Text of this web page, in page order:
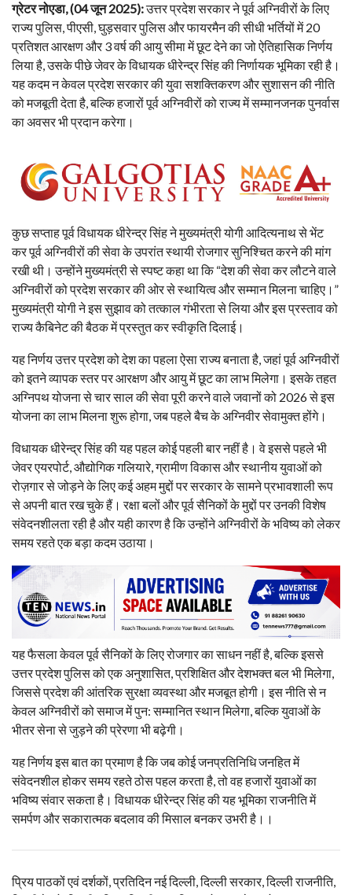
ग्रेटर नोएडा, (04 जून 2025):उत्तर प्रदेश सरकार ने पूर्व अग्निवीरों के लिए
राज्य पुलिस, पीएसी, घुड़सवार पुलिस और फायरमैन की सीधी भर्तियों में 20
प्रतिशत आरक्षण और 3 वर्ष की आयु सीमा में छूट देने का जो ऐतिहासिक निर्णय
लिया है, उसके पीछे जेवर के विधायक धीरेन्द्र सिंह की निर्णायक भूमिका रही है।
यह कदम न केवल प्रदेश सरकार की युवा सशक्तिकरण और सुशासन की नीति
को मजबूती देता है, बल्कि हजारों पूर्व अग्निवीरों को राज्य में सम्मानजनक पुनर्वास
का अवसर भी प्रदान करेगा।
कुछ सप्ताह पूर्व विधायक धीरेन्द्र सिंह ने मुख्यमंत्री योगी आदित्यनाथ से भेंट
कर पूर्व अग्निवीरों की सेवा के उपरांत स्थायी रोजगार सुनिश्चित करने की मांग
रखी थी। उन्होंने मुख्यमंत्री से स्पष्ट कहा था कि “देश की सेवा कर लौटने वाले
अग्निवीरों को प्रदेश सरकार की ओर से स्थायित्व और सम्मान मिलना चाहिए।”
मुख्यमंत्री योगी ने इस सुझाव को तत्काल गंभीरता से लिया और इस प्रस्ताव को
राज्य कैबिनेट की बैठक में प्रस्तुत कर स्वीकृति दिलाई।
यह निर्णय उत्तर प्रदेश को देश का पहला ऐसा राज्य बनाता है, जहां पूर्व अग्निवीरों
को इतने व्यापक स्तर पर आरक्षण और आयु में छूट का लाभ मिलेगा। इसके तहत
अग्निपथ योजना से चार साल की सेवा पूरी करने वाले जवानों को 2026 से इस
योजना का लाभ मिलना शुरू होगा, जब पहले बैच के अग्निवीर सेवामुक्त होंगे।
विधायक धीरेन्द्र सिंह की यह पहल कोई पहली बार नहीं है। वे इससे पहले भी
जेवर एयरपोर्ट, औद्योगिक गलियारे, ग्रामीण विकास और स्थानीय युवाओं को
रोज़गार से जोड़ने के लिए कई अहम मुद्दों पर सरकार के सामने प्रभावशाली रूप
से अपनी बात रख चुके हैं। रक्षा बलों और पूर्व सैनिकों के मुद्दों पर उनकी विशेष
संवेदनशीलता रही है और यही कारण है कि उन्होंने अग्निवीरों के भविष्य को लेकर
समय रहते एक बड़ा कदम उठाया।
यह फैसला केवल पूर्व सैनिकों के लिए रोजगार का साधन नहीं है, बल्कि इससे
उत्तर प्रदेश पुलिस को एक अनुशासित, प्रशिक्षित और देशभक्त बल भी मिलेगा,
जिससे प्रदेश की आंतरिक सुरक्षा व्यवस्था और मजबूत होगी। इस नीति से न
केवल अग्निवीरों को समाज में पुन: सम्मानित स्थान मिलेगा, बल्कि युवाओं के
भीतर सेना से जुड़ने की प्रेरणा भी बढ़ेगी।
यह निर्णय इस बात का प्रमाण है कि जब कोई जनप्रतिनिधि जनहित में
संवेदनशील होकर समय रहते ठोस पहल करता है, तो वह हजारों युवाओं का
भविष्य संवार सकता है। विधायक धीरेन्द्र सिंह की यह भूमिका राजनीति में
समर्पण और सकारात्मक बदलाव की मिसाल बनकर उभरी है।।
प्रिय पाठकों एवं दर्शकों, प्रतिदिन नई दिल्ली, दिल्ली सरकार, दिल्ली राजनीति,